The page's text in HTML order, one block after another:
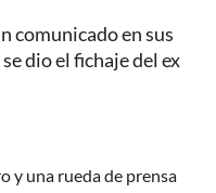
comunicado en sus
dio el fichaje del ex
y una rueda de prensa